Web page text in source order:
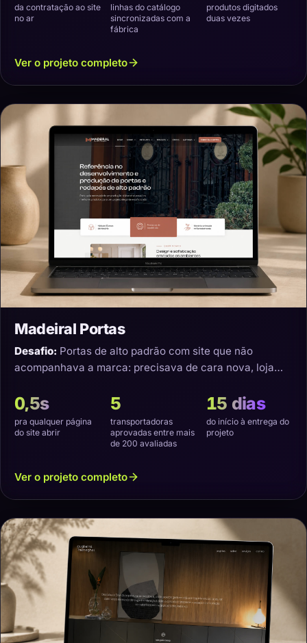
da contratação ao site
no ar
linhas do catálogo
sincronizadas com a
fábrica
produtos digitados
duas vezes
Ver o projeto completo
Madeiral Portas
Desafio: Portas de alto padrão com site que não
acompanhava a marca: precisava de cara nova, loja
0,5s
pra qualquer página
do site abrir
5
transportadoras
aprovadas entre mais
de 200 avaliadas
15 dias
do início à entrega do
projeto
Ver o projeto completo